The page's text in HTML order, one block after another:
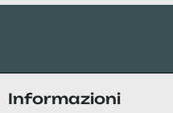
Informazioni
Privacy